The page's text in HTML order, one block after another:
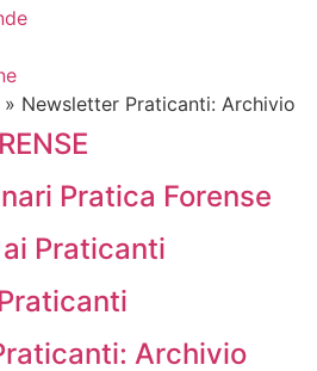
» Newsletter Praticanti: Archivio
Pratica Forense
Praticanti
Archivio